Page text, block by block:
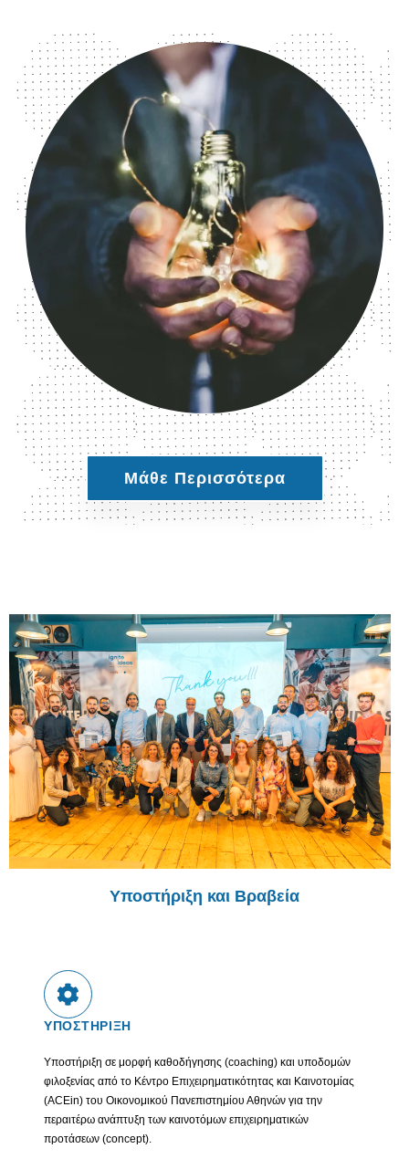
Μάθε Περισσότερα
Υποστήριξη και Βραβεία
ΥΠΟΣΤΗΡΙΞΗ
Υποστήριξη σε μορφή καθοδήγησης (coaching) και υποδομών
φιλοξενίας από το Κέντρο Επιχειρηματικότητας και Καινοτομίας
(ACEin) του Οικονομικού Πανεπιστημίου Αθηνών για την
περαιτέρω ανάπτυξη των καινοτόμων επιχειρηματικών
προτάσεων (concept).